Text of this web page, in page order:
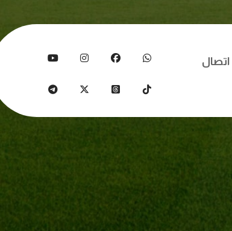
اتصال